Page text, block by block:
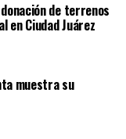
de terrenos
en Ciudad Juárez
muestra su